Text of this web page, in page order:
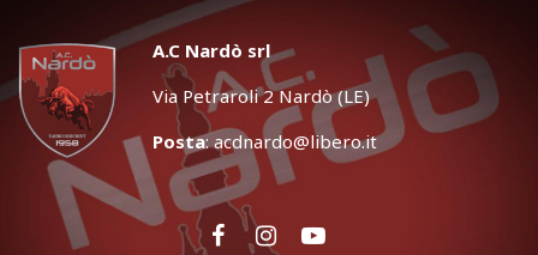
A.C Nardò srl
Via Petraroli 2 Nardò (LE)
Posta:acdnardo@libero.it